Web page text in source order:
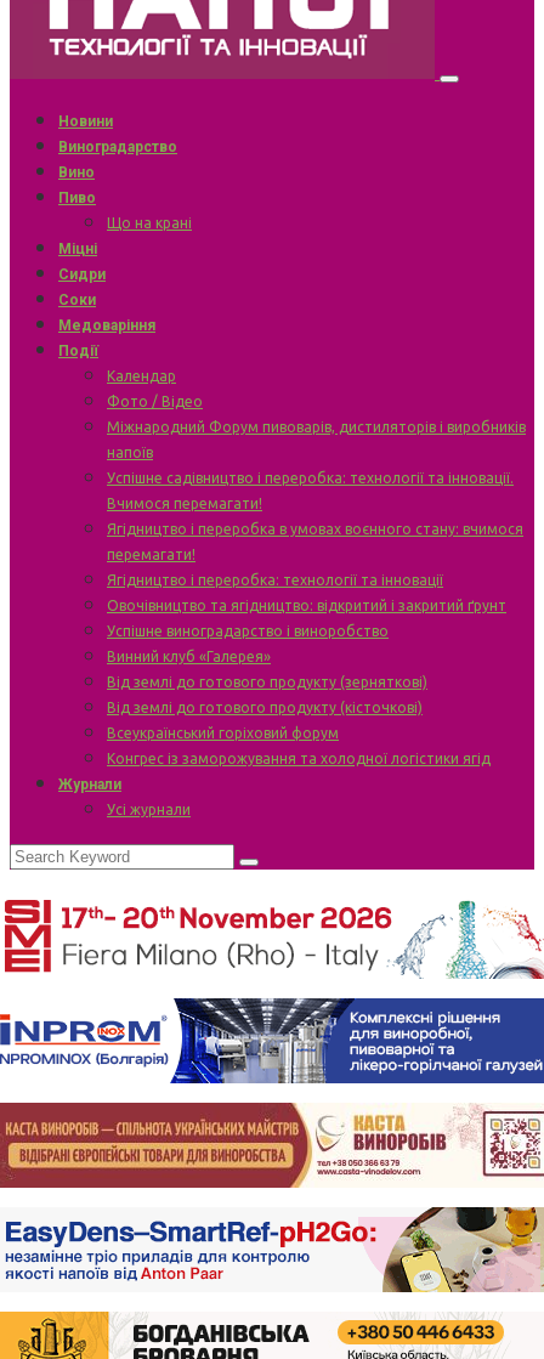
Новини
Виноградарство
Вино
Пиво
Що на крані
Міцні
Сидри
Соки
Медоваріння
Події
Календар
Фото / Відео
Міжнародний Форум пивоварів, дистиляторів і виробників
напоїв
Успішне садівництво і переробка: технології та інновації.
Вчимося перемагати!
Ягідництво і переробка в умовах воєнного стану: вчимося
перемагати!
Ягідництво і переробка: технології та інновації
Овочівництво та ягідництво: відкритий і закритий ґрунт
Успішне виноградарство і виноробство
Винний клуб «Галерея»
Від землі до готового продукту (зерняткові)
Від землі до готового продукту (кісточкові)
Всеукраїнський горіховий форум
Конгрес із заморожування та холодної логістики ягід
Журнали
Усі журнали